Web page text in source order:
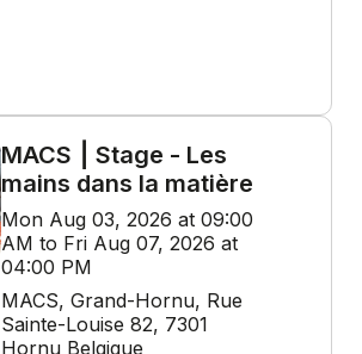
MACS ⎮ Stage - Les
mains dans la matière
Mon Aug 03, 2026 at 09:00
AM to Fri Aug 07, 2026 at
04:00 PM
MACS, Grand-Hornu, Rue
Sainte-Louise 82, 7301
Hornu Belgique